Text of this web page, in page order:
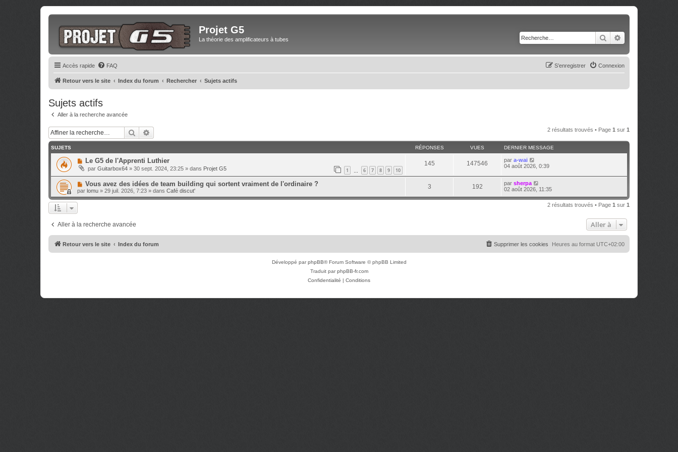
Projet G5
La théorie des amplificateurs à tubes Rechercher
Accès rapide FAQ Connexion
S’enregistrer
Retour vers le site Index du forum Rechercher Sujets actifs
Sujets actifs
Aller à la recherche avancée
Rechercher 2 résultats trouvés • Page 1 sur 1
SUJETS RÉPONSES VUES DERNIER MESSAGE
N
u
v
e
a
u
m
a
Le G5 de l'Apprenti Luthier
par Guitarbox64 » 30 sept. 2024, 23:25 » dans Projet G5 1 6 7 8 9 10
145 147546 par a-wai
04 août 2026, 0:39
N
o
u
v
m
s
s
Vous avez des idées de team building qui sortent vraiment de l'ordinaire ?
par lomu » 29 juil. 2026, 7:23 » dans Café discut'
3 192 par sherpa
02 août 2026, 11:35
2 résultats trouvés • Page 1 sur 1
Aller à la recherche avancée Aller à
Retour vers le site Index du forum Heures au format UTC+02:00
Supprimer les cookies
Développé parphpBB® Forum Software © phpBB Limited
Traduit parphpBB-fr.com
Confidentialité | Conditions